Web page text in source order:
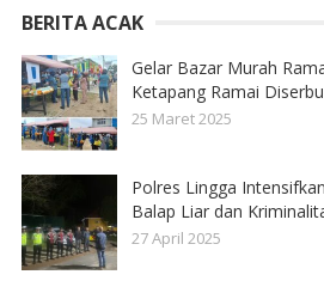
BERITA ACAK
Gelar Bazar Murah
Ketapang Ramai
25 Maret 2025
Polres Lingga
Balap Liar dan
27 April 2025